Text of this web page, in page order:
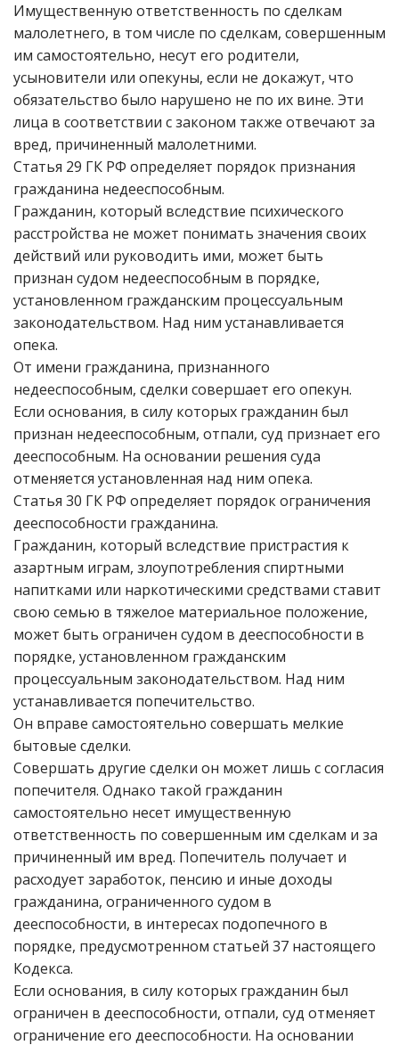
Имущественную ответственность по сделкам
малолетнего, в том числе по сделкам, совершенным
им самостоятельно, несут его родители,
усыновители или опекуны, если не докажут, что
обязательство было нарушено не по их вине. Эти
лица в соответствии с законом также отвечают за
вред, причиненный малолетними.
Статья 29 ГК РФ определяет порядок признания
гражданина недееспособным.
Гражданин, который вследствие психического
расстройства не может понимать значения своих
действий или руководить ими, может быть
признан судом недееспособным в порядке,
установленном гражданским процессуальным
законодательством. Над ним устанавливается
опека.
От имени гражданина, признанного
недееспособным, сделки совершает его опекун.
Если основания, в силу которых гражданин был
признан недееспособным, отпали, суд признает его
дееспособным. На основании решения суда
отменяется установленная над ним опека.
Статья 30 ГК РФ определяет порядок ограничения
дееспособности гражданина.
Гражданин, который вследствие пристрастия к
азартным играм, злоупотребления спиртными
напитками или наркотическими средствами ставит
свою семью в тяжелое материальное положение,
может быть ограничен судом в дееспособности в
порядке, установленном гражданским
процессуальным законодательством. Над ним
устанавливается попечительство.
Он вправе самостоятельно совершать мелкие
бытовые сделки.
Совершать другие сделки он может лишь с согласия
попечителя. Однако такой гражданин
самостоятельно несет имущественную
ответственность по совершенным им сделкам и за
причиненный им вред. Попечитель получает и
расходует заработок, пенсию и иные доходы
гражданина, ограниченного судом в
дееспособности, в интересах подопечного в
порядке, предусмотренном статьей 37 настоящего
Кодекса.
Если основания, в силу которых гражданин был
ограничен в дееспособности, отпали, суд отменяет
ограничение его дееспособности. На основании